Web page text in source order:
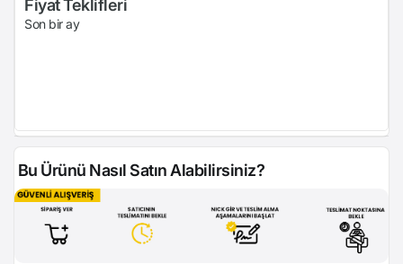
Fiyat Teklifleri
Son bir ay
Bu Ürünü Nasıl Satın Alabilirsiniz?